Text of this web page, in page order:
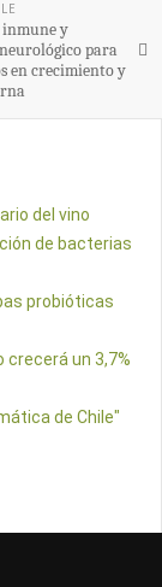
y
para
en crecimiento y
del vino
de bacterias
probióticas
crecerá un 3,7%
de Chile"